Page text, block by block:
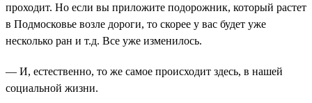
проходит. Но если вы приложите подорожник, который растет
в Подмосковье возле дороги, то скорее у вас будет уже
несколько ран и т.д. Все уже изменилось.
— И, естественно, то же самое происходит здесь, в нашей
социальной жизни.